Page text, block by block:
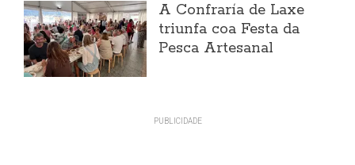
A Confraría de Laxe
triunfa coa Festa da
Pesca Artesanal